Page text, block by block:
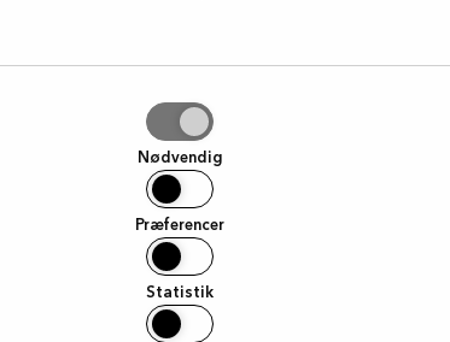
Nødvendig
Præferencer
Statistik